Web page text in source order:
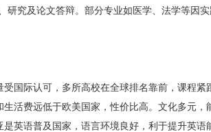
研究及论文答辩。部分专业如医学、法学等因
国际认可，多所高校在全球排名靠前，课程紧
活费远低于欧美国家，性价比高。文化多元，
英语普及国家，语言环境良好，利于提升英语